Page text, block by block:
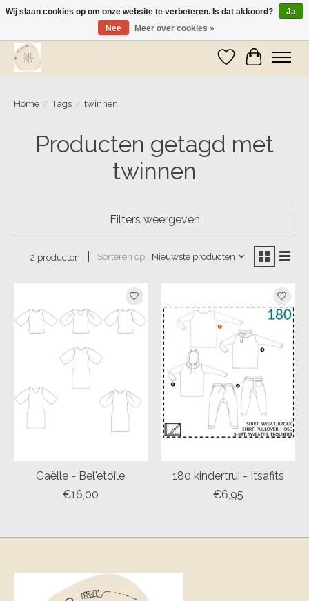
Wij zijn op vakantie! Vanaf zaterdag 9 mei worden er weer pakketjes verzonden
Verlanglijst
Home / Tags / twinnen
Producten getagd met
twinnen
Filters weergeven
2 producten Sorteren op Nieuwste producten
Gaëlle - Bel'etoile
€16,00
180 kindertrui - Itsafits
€6,95
Wij slaan cookies op om onze website te verbeteren. Is dat akkoord?
Ja
Nee
Meer over cookies »